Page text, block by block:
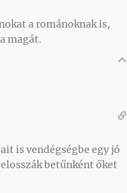
a románoknak is,
magát.
is vendégségbe egy jó
betűnként őket